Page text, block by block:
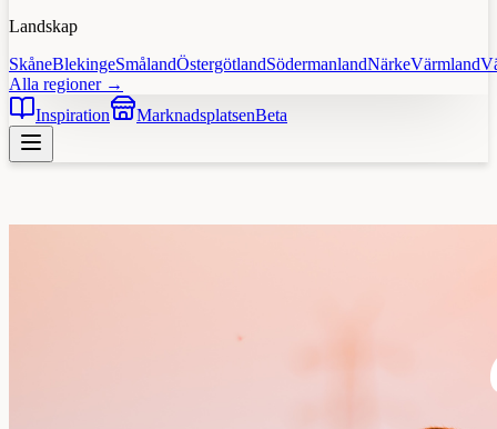
Landskap
SkåneBlekingeSmålandÖstergötlandSödermanlandNärkeVärmland
Alla regioner →
Inspiration
MarknadsplatsenBeta